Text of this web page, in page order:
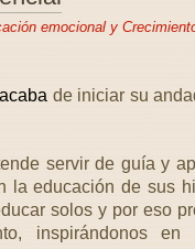
emocional y
acaba de iniciar su
servir de guía y
la educación de sus
solos y por eso
inspirándonos en